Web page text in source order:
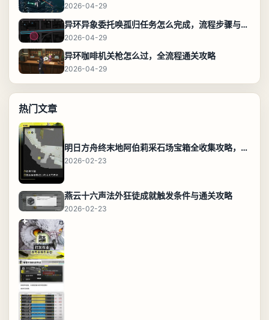
2026-04-29
异环异象委托唤孤归任务怎么完成，流程步骤与位置攻略
2026-04-29
异环咖啡机关枪怎么过，全流程通关攻略
2026-04-29
热门文章
明日方舟终末地阿伯莉采石场宝箱全收集攻略，全点位分布图与路线
2026-02-23
燕云十六声法外狂徒成就触发条件与通关攻略
2026-02-23